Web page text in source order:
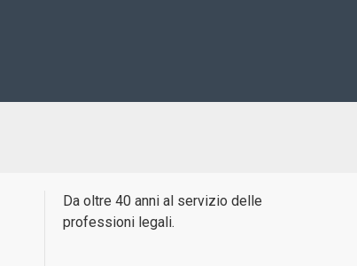
Da oltre 40 anni al servizio delle
professioni legali.